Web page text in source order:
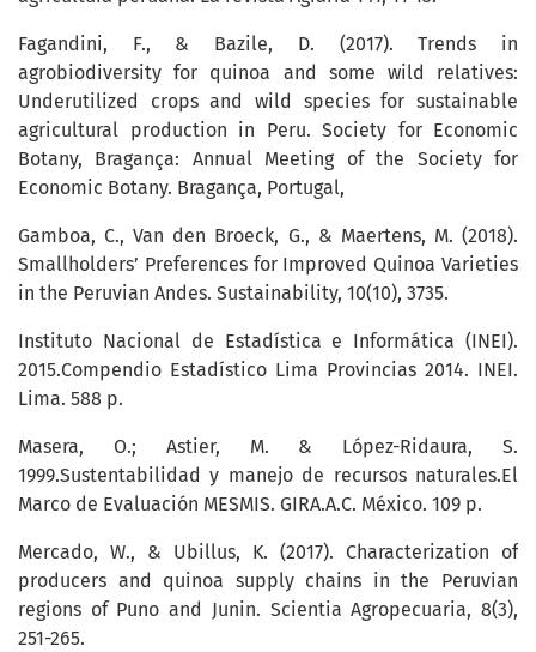
Fagandini, F., & Bazile, D. (2017). Trends in
agrobiodiversity for quinoa and some wild relatives:
Underutilized crops and wild species for sustainable
agricultural production in Peru. Society for Economic
Botany, Bragança: Annual Meeting of the Society for
Economic Botany. Bragança, Portugal,
Gamboa, C., Van den Broeck, G., & Maertens, M. (2018).
Smallholders’ Preferences for Improved Quinoa Varieties
in the Peruvian Andes. Sustainability, 10(10), 3735.
Instituto Nacional de Estadística e Informática (INEI).
2015.Compendio Estadístico Lima Provincias 2014. INEI.
Lima. 588 p.
Masera, O.; Astier, M. & López-Ridaura, S.
1999.Sustentabilidad y manejo de recursos naturales.El
Marco de Evaluación MESMIS. GIRA.A.C. México. 109 p.
Mercado, W., & Ubillus, K. (2017). Characterization of
producers and quinoa supply chains in the Peruvian
regions of Puno and Junin. Scientia Agropecuaria, 8(3),
251-265.